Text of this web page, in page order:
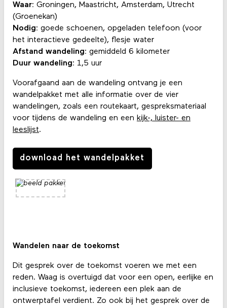
Waar: Groningen, Maastricht, Amsterdam, Utrecht
(Groenekan)
Nodig: goede schoenen, opgeladen telefoon (voor
het interactieve gedeelte), flesje water
Afstand wandeling: gemiddeld 6 kilometer
Duur wandeling: 1,5 uur
Voorafgaand aan de wandeling ontvang je een
wandelpakket met alle informatie over de vier
wandelingen, zoals een routekaart, gespreksmateriaal
voor tijdens de wandeling en een kijk-, luister- en
leeslijst.
download het wandelpakket
Wandelen naar de toekomst
Dit gesprek over de toekomst voeren we met een
reden. Waag is overtuigd dat voor een open, eerlijke en
inclusieve toekomst, iedereen een plek aan de
ontwerptafel verdient. Zo ook bij het gesprek over de